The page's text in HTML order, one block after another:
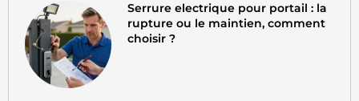
Serrure electrique pour portail : la
rupture ou le maintien, comment
choisir ?